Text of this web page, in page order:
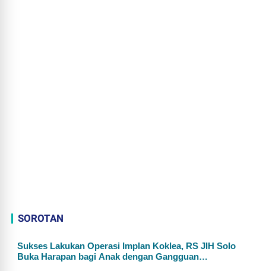
SOROTAN
Sukses Lakukan Operasi Implan Koklea, RS JIH Solo
Buka Harapan bagi Anak dengan Gangguan